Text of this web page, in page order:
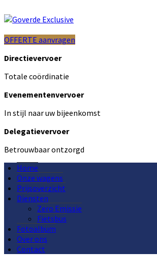
OFFERTE aanvragen
Directievervoer
Totale coördinatie
Evenementenvervoer
In stijl naar uw bijeenkomst
Delegatievervoer
Betrouwbaar ontzorgd
Home
Onze wagens
Prijsoverzicht
Diensten
Zero Emissie
Fietsbus
Fotoalbum
Over ons
Contact